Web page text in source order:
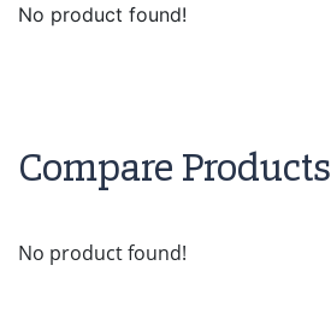
No product found!
Compare Products
No product found!